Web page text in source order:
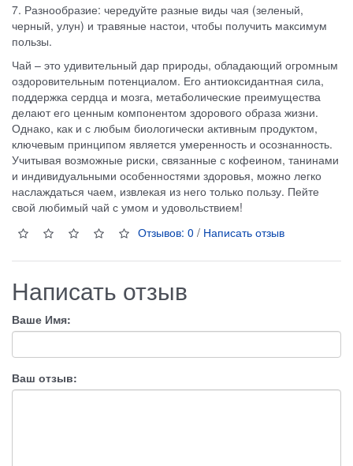
7. Разнообразие: чередуйте разные виды чая (зеленый,
черный, улун) и травяные настои, чтобы получить максимум
пользы.
Чай – это удивительный дар природы, обладающий огромным
оздоровительным потенциалом. Его антиоксидантная сила,
поддержка сердца и мозга, метаболические преимущества
делают его ценным компонентом здорового образа жизни.
Однако, как и с любым биологически активным продуктом,
ключевым принципом является умеренность и осознанность.
Учитывая возможные риски, связанные с кофеином, танинами
и индивидуальными особенностями здоровья, можно легко
наслаждаться чаем, извлекая из него только пользу. Пейте
свой любимый чай с умом и удовольствием!
Отзывов: 0 / Написать отзыв
Написать отзыв
Ваше Имя:
Ваш отзыв: